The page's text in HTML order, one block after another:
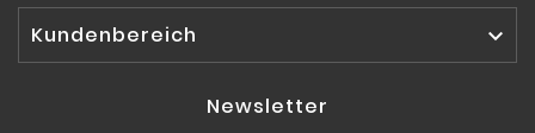
Kundenbereich 
Newsletter